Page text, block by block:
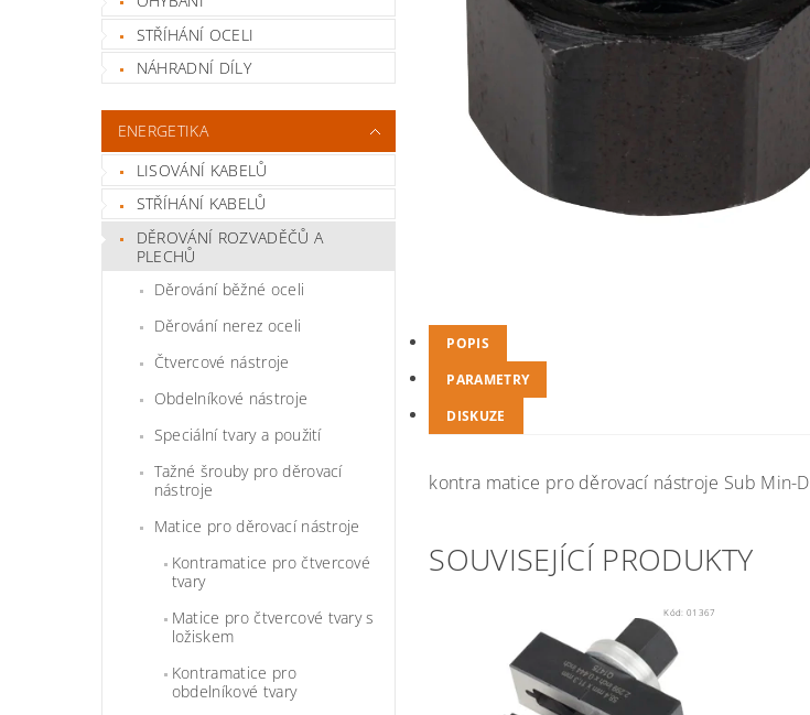
STŘÍHÁNÍ OCELI
NÁHRADNÍ DÍLY
ENERGETIKA
LISOVÁNÍ KABELŮ
STŘÍHÁNÍ KABELŮ
DĚROVÁNÍ ROZVADĚČŮ A
PLECHŮ
Děrování běžné oceli
Děrování nerez oceli
Čtvercové nástroje
Obdelníkové nástroje
Speciální tvary a použití
Tažné šrouby pro děrovací
nástroje
Matice pro děrovací nástroje
Kontramatice pro čtvercové
tvary
Matice pro čtvercové tvary s
ložiskem
Kontramatice pro
obdelníkové tvary
POPIS
PARAMETRY
DISKUZE
kontra matice pro děrovací nástroje Sub Min-D
SOUVISEJÍCÍ PRODUKTY
Kód: 01367